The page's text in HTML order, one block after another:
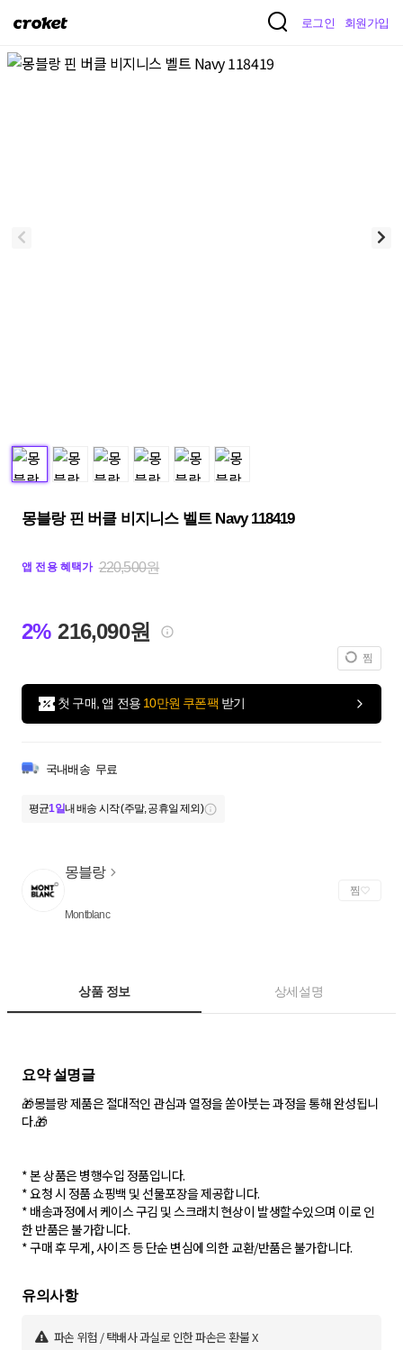
크
켓
로그인 회원가입
몽블랑 핀 버클 비지니스 벨트 Navy 118419
앱 전용 혜택가 220,500원
2% 216,090원
찜
첫 구매, 앱 전용 10만원 쿠폰팩 받기
국내배송 무료
평균1일내 배송 시작 (주말, 공휴일 제외)
몽블랑
Montblanc
찜
상품 정보 상세설명
요약 설명글
🎁몽블랑 제품은 절대적인 관심과 열정을 쏟아붓는 과정을 통해 완성됩니
다.🎁
* 본 상품은 병행수입 정품입니다.
* 요청 시 정품 쇼핑백 및 선물포장을 제공합니다.
* 배송과정에서 케이스 구김 및 스크래치 현상이 발생할수있으며 이로 인
한 반품은 불가합니다.
* 구매 후 무게, 사이즈 등 단순 변심에 의한 교환/반품은 불가합니다.
유의사항
파손 위험 / 택배사 과실로 인한 파손은 환불 X